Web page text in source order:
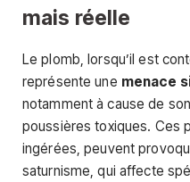
mais réelle
Le plomb, lorsqu’il est
représente une menace
notamment à cause de
poussières toxiques. Ces
ingérées, peuvent
saturnisme, qui affecte